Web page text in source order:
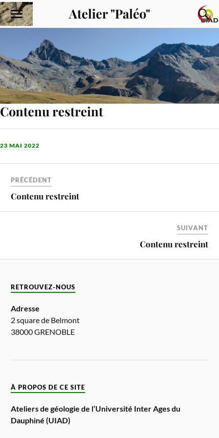
Atelier "Paléo"
Contenu restreint
23 MAI 2022
PRÉCÉDENT
Contenu restreint
SUIVANT
Contenu restreint
RETROUVEZ-NOUS
Adresse
2 square de Belmont
38000 GRENOBLE
À PROPOS DE CE SITE
Ateliers de géologie de l’Université Inter Ages du
Dauphiné (UIAD)